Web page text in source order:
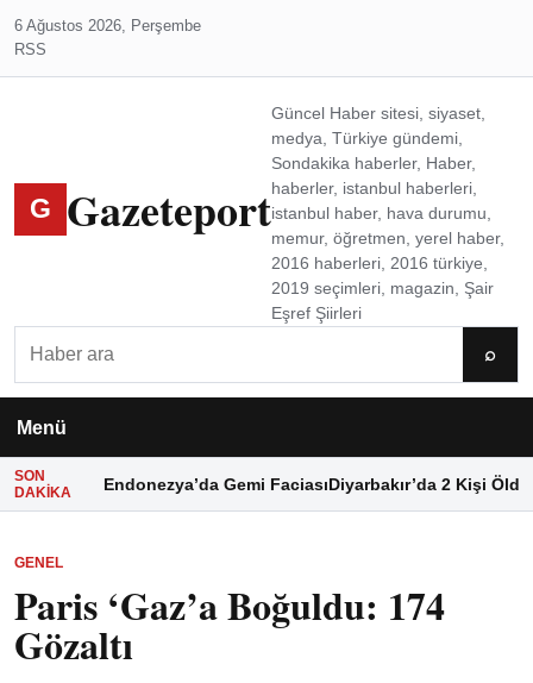
6 Ağustos 2026, Perşembe
RSS
G Gazeteport
Güncel Haber sitesi, siyaset,
medya, Türkiye gündemi,
Sondakika haberler, Haber,
haberler, istanbul haberleri,
istanbul haber, hava durumu,
memur, öğretmen, yerel haber,
2016 haberleri, 2016 türkiye,
2019 seçimleri, magazin, Şair
Eşref Şiirleri
⌕
Menü
SON
DAKIKA
Endonezya’da Gemi FaciasıDiyarbakır’da 2 Kişi Öldü
GENEL
Paris ‘Gaz’a Boğuldu: 174
Gözaltı